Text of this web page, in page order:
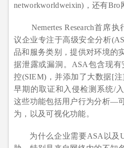
networkworldweixin)，还有Bro
Nemertes Research首席
议企业专注于高级安全分析
品和服务类别，提供对环境的
据泄露或漏洞。ASA包含现
控(SIEM)，并添加了大数据[
早期的取证和入侵检测系统/入
这些功能包括用户行为分析—
为，以及可视化功能。
为什么企业需要ASA以及